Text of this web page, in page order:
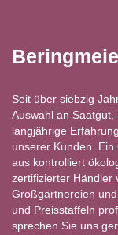
Seit über siebzig
Auswahl an
langjährige
unserer Kunden.
aus kontrolliert
zertifizierter Händler
Großgärtnereien
und Preisstaffeln
sprechen Sie uns